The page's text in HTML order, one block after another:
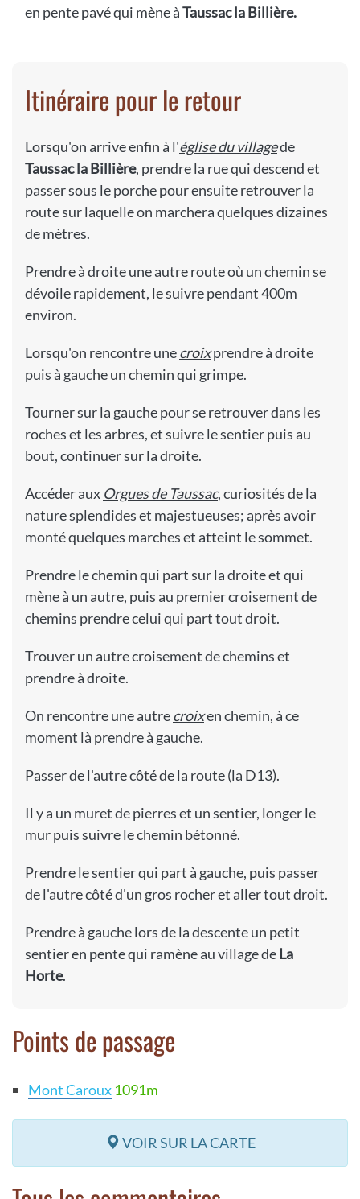
en pente pavé qui mène àTaussac la Billière.
Itinéraire pour le retour
Lorsqu'on arrive enfin à l'église du villagede
Taussac la Billière, prendre la rue qui descend et
passer sous le porche pour ensuite retrouver la
route sur laquelle on marchera quelques dizaines
de mètres.
Prendre à droite une autre route où un chemin se
dévoile rapidement, le suivre pendant 400m
environ.
Lorsqu'on rencontre unecroixprendre à droite
puis à gauche un chemin qui grimpe.
Tourner sur la gauche pour se retrouver dans les
roches et les arbres, et suivre le sentier puis au
bout, continuer sur la droite.
Accéder aux Orgues de Taussac, curiosités de la
nature splendides et majestueuses; après avoir
monté quelques marches et atteint le sommet.
Prendre le chemin qui part sur la droite et qui
mène à un autre, puis au premier croisement de
chemins prendre celui qui part tout droit.
Trouver un autre croisement de chemins et
prendre à droite.
On rencontre une autrecroixen chemin, à ce
moment là prendre à gauche.
Passer de l'autre côté de la route (la D13).
Il y a un muret de pierres et un sentier, longer le
mur puis suivre le chemin bétonné.
Prendre le sentier qui part à gauche, puis passer
de l'autre côté d'un gros rocher et aller tout droit.
Prendre à gauche lors de la descente un petit
sentier en pente qui ramène au village deLa
Horte.
Points de passage
Mont Caroux 1091m
VOIR SUR LA CARTE